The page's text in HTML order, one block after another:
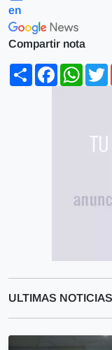
en
Compartir nota
ShareFacebook
ULTIMAS NOTICIAS